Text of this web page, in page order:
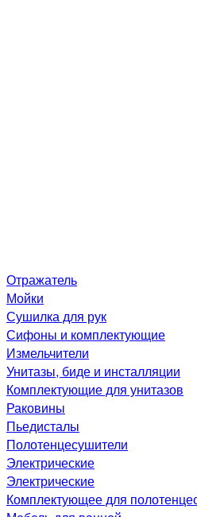
Отражатель
Мойки
Сушилка для рук
Сифоны и комплектующие
Измельчители
Унитазы, биде и инсталляции
Комплектующие для унитазов
Раковины
Пьедисталы
Полотенцесушители
Электрические
Электрические
Комплектующее для